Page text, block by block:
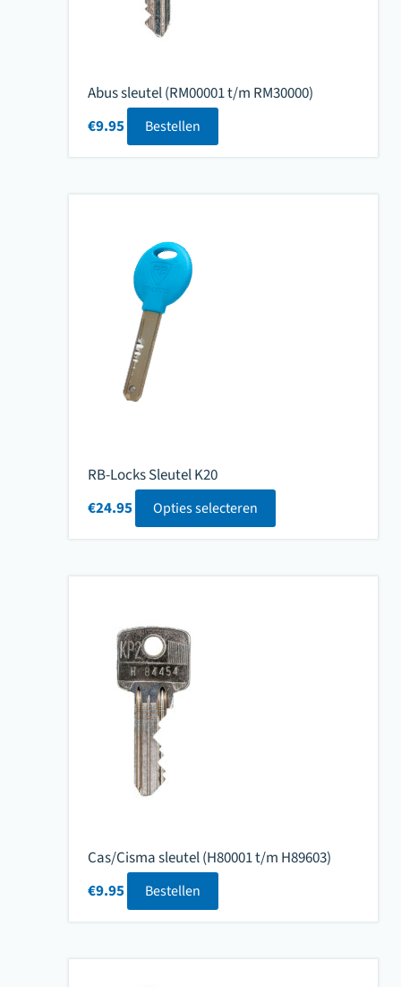
Abus sleutel (RM00001 t/m RM30000)
€9.95 Bestellen
RB-Locks Sleutel K20
€24.95 Opties selecteren
Cas/Cisma sleutel (H80001 t/m H89603)
€9.95 Bestellen